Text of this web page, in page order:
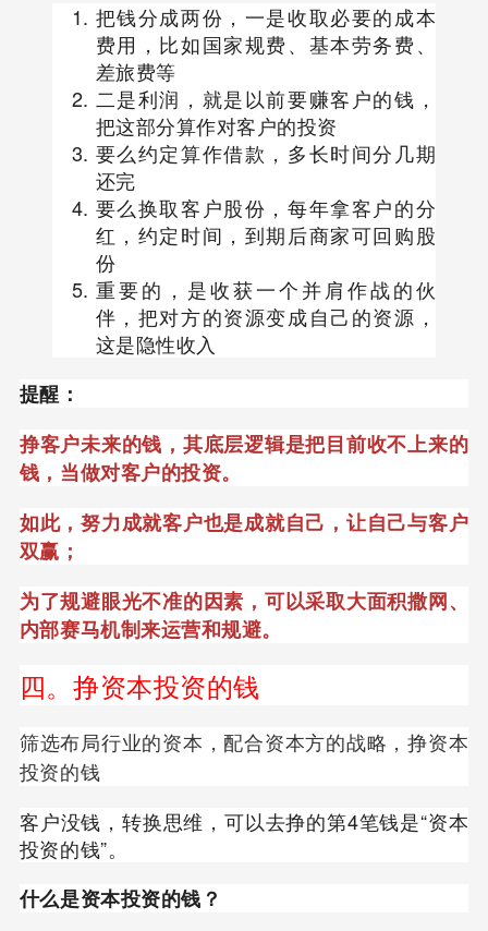
把钱分成两份，一是收取必要的成本
费用，比如国家规费、基本劳务费、
差旅费等
二是利润，就是以前要赚客户的钱，
把这部分算作对客户的投资
要么约定算作借款，多长时间分几期
还完
要么换取客户股份，每年拿客户的分
红，约定时间，到期后商家可回购股
份
重要的，是收获一个并肩作战的伙
伴，把对方的资源变成自己的资源，
这是隐性收入
提醒：
挣客户未来的钱，其底层逻辑是把目前收不上来的
钱，当做对客户的投资。
如此，努力成就客户也是成就自己，让自己与客户
双赢；
为了规避眼光不准的因素，可以采取大面积撒网、
内部赛马机制来运营和规避。
四。挣资本投资的钱
筛选布局行业的资本，配合资本方的战略，挣资本
投资的钱
客户没钱，转换思维，可以去挣的第4笔钱是“资本
投资的钱”。
什么是资本投资的钱？